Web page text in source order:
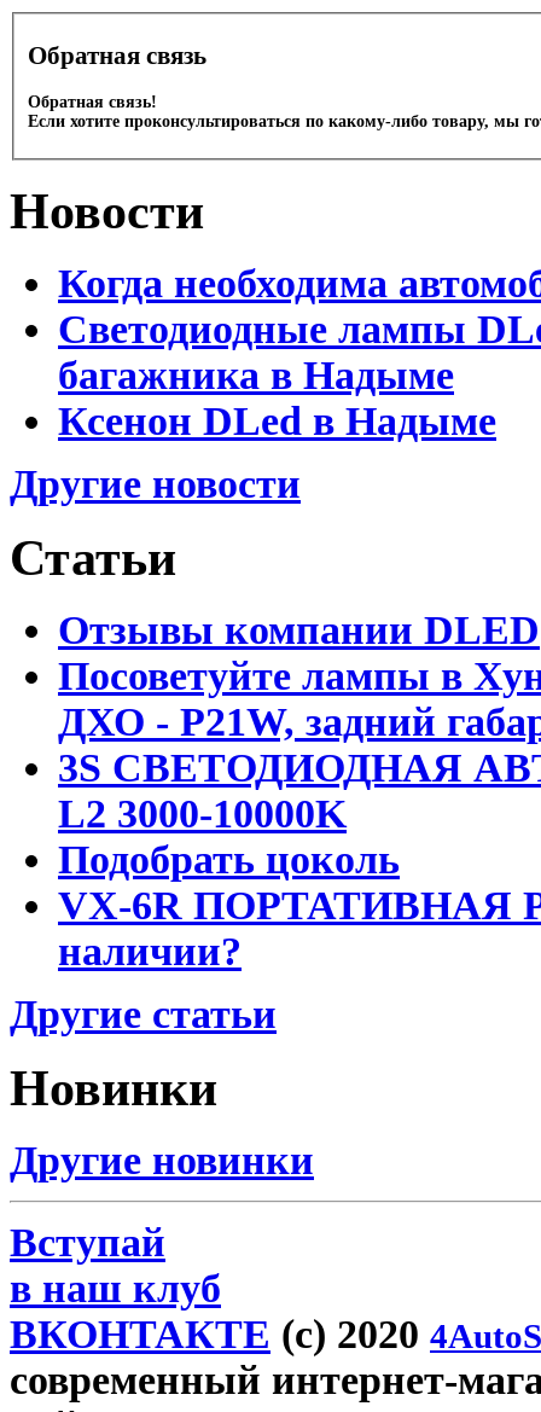
Обратная связь
Обратная связь!
Если хотите проконсультироваться по какому-либо товару, мы
Новости
Когда необходима
Светодиодные лампы
багажника в Надыме
Ксенон DLed в Надыме
Другие новости
Статьи
Отзывы компании DLED
Посоветуйте лампы в
ДХО - P21W, задний
3S СВЕТОДИОДНАЯ
L2 3000-10000K
Подобрать цоколь
VX-6R ПОРТАТИВНАЯ
наличии?
Другие статьи
Новинки
Другие новинки
Вступай
в наш клуб
ВКОНТАКТЕ (c) 2020
современный интернет-